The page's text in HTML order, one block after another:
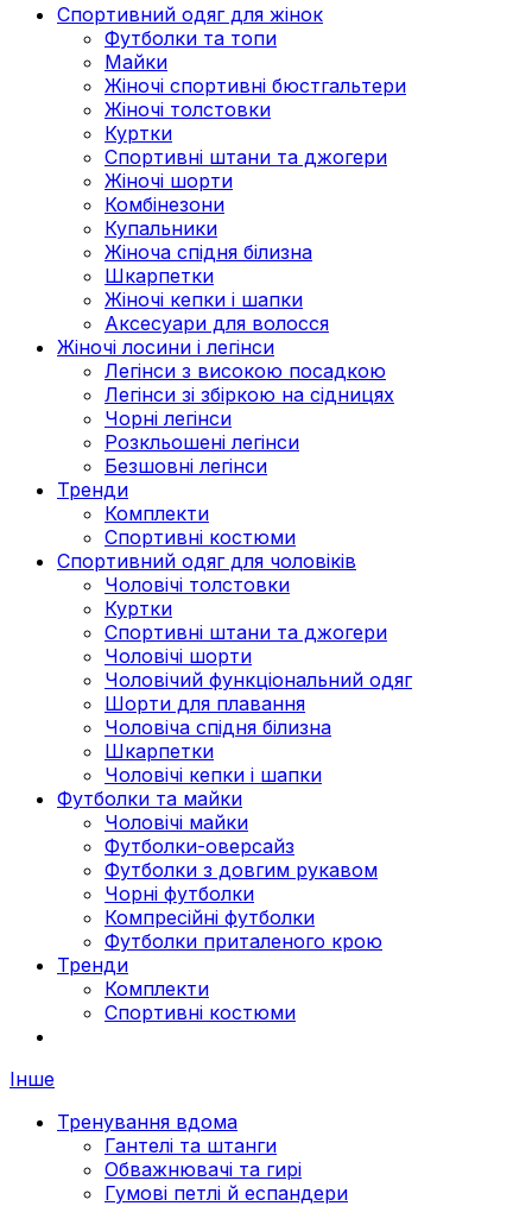
Спортивний одяг для жінок
Футболки та топи
Майки
Жіночі спортивні бюстгальтери
Жіночі толстовки
Куртки
Спортивні штани та джогери
Жіночі шорти
Комбінезони
Купальники
Жіноча спідня білизна
Шкарпетки
Жіночі кепки і шапки
Аксесуари для волосся
Жіночі лосини і легінси
Легінси з високою посадкою
Легінси зі збіркою на сідницях
Чорні легінси
Розкльошені легінси
Безшовні легінси
Тренди
Комплекти
Спортивні костюми
Спортивний одяг для чоловіків
Чоловічі толстовки
Куртки
Спортивні штани та джогери
Чоловічі шорти
Чоловічий функціональний одяг
Шорти для плавання
Чоловіча спідня білизна
Шкарпетки
Чоловічі кепки і шапки
Футболки та майки
Чоловічі майки
Футболки-оверсайз
Футболки з довгим рукавом
Чорні футболки
Компресійні футболки
Футболки приталеного крою
Тренди
Комплекти
Спортивні костюми
Інше
Тренування вдома
Гантелі та штанги
Обважнювачі та гирі
Гумові петлі й еспандери